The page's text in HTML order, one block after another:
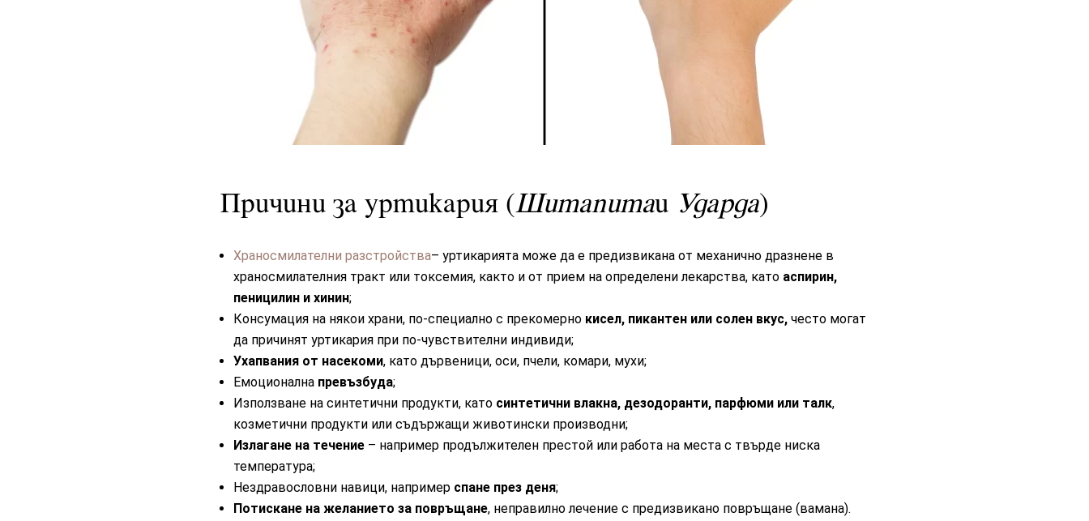
Причини за уртикария (Шитапитаи Ударда)
Храносмилателни разстройства– уртикарията може да е предизвикана от механично дразнене в
храносмилателния тракт или токсемия, както и от прием на определени лекарства, като аспирин,
пеницилин и хинин;
Консумация на някои храни, по-специално с прекомерно кисел, пикантен или солен вкус, често могат
да причинят уртикария при по-чувствителни индивиди;
Ухапвания от насекоми, като дървеници, оси, пчели, комари, мухи;
Емоционална превъзбуда;
Използване на синтетични продукти, като синтетични влакна, дезодоранти, парфюми или талк,
козметични продукти или съдържащи животински производни;
Излагане на течение – например продължителен престой или работа на места с твърде ниска
температура;
Нездравословни навици, например спане през деня;
Потискане на желанието за повръщане, неправилно лечение с предизвикано повръщане (вамана).